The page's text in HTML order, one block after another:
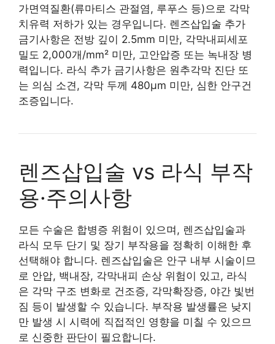
가면역질환(류마티스 관절염, 루푸스 등)으로 각막
치유력 저하가 있는 경우입니다. 렌즈삽입술 추가
금기사항은 전방 깊이 2.5mm 미만, 각막내피세포
밀도 2,000개/mm² 미만, 고안압증 또는 녹내장 병
력입니다. 라식 추가 금기사항은 원추각막 진단 또
는 의심 소견, 각막 두께 480μm 미만, 심한 안구건
조증입니다.
렌즈삽입술 vs 라식 부작
용·주의사항
모든 수술은 합병증 위험이 있으며, 렌즈삽입술과
라식 모두 단기 및 장기 부작용을 정확히 이해한 후
선택해야 합니다. 렌즈삽입술은 안구 내부 시술이므
로 안압, 백내장, 각막내피 손상 위험이 있고, 라식
은 각막 구조 변화로 건조증, 각막확장증, 야간 빛번
짐 등이 발생할 수 있습니다. 부작용 발생률은 낮지
만 발생 시 시력에 직접적인 영향을 미칠 수 있으므
로 신중한 판단이 필요합니다.